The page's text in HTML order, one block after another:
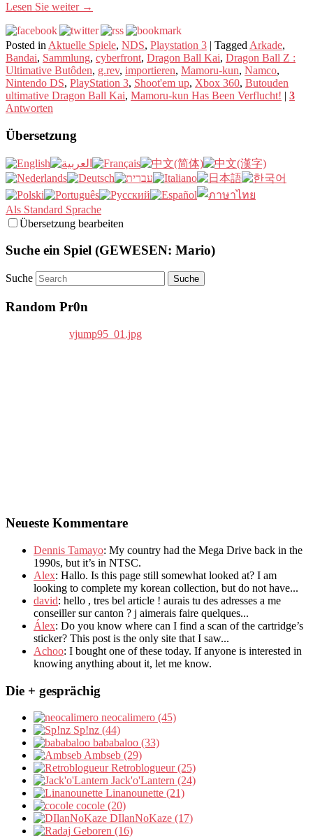
Lesen Sie weiter →
Posted in Aktuelle Spiele, NDS, Playstation 3 | Tagged Arkade,
Bandai, Sammlung, cyberfront, Dragon Ball Kai, Dragon Ball Z :
Ultimative Butôden, g.rev, importieren, Mamoru-kun, Namco,
Nintendo DS, PlayStation 3, Shoot'em up, Xbox 360, Butouden
ultimative Dragon Ball Kai, Mamoru-kun Has Been Verflucht! | 3
Antworten
Übersetzung
Als Standard Sprache
Übersetzung bearbeiten
Suche ein Spiel (GEWESEN: Mario)
Suche
Random Pr0n
Neueste Kommentare
Dennis Tamayo: My country had the Mega Drive back in the
1990s, but it’s in NTSC.
Alex: Hallo. Is this page still somewhat looked at? I am
looking to complete my korean collection, but do not have...
david: hello , tres bel article ! aurais tu des adresses a me
conseiller sur canton ? j aimerais faire quelques...
Álex: Do you know where can I find a scan of the cartridge’s
sticker? This post is the only site that I saw...
Achoo: I bought one of these today. If anyone is interested in
knowing anything about it, let me know.
Die + gesprächig
neocalimero (45)
Sp!nz (44)
bababaloo (33)
Ambseb (29)
Retroblogueur (25)
Jack'o'Lantern (24)
Linanounette (21)
cocole (20)
DIlanNoKaze (17)
Geboren (16)